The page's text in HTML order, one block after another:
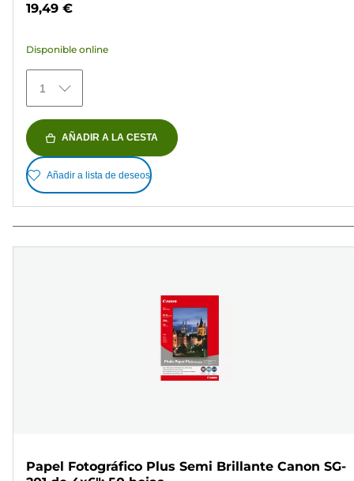
73
reseñas
19,49 €
Disponible online
1
AÑADIR A LA CESTA
Añadir a lista de deseos
Papel Fotográfico Plus Semi Brillante Canon SG-